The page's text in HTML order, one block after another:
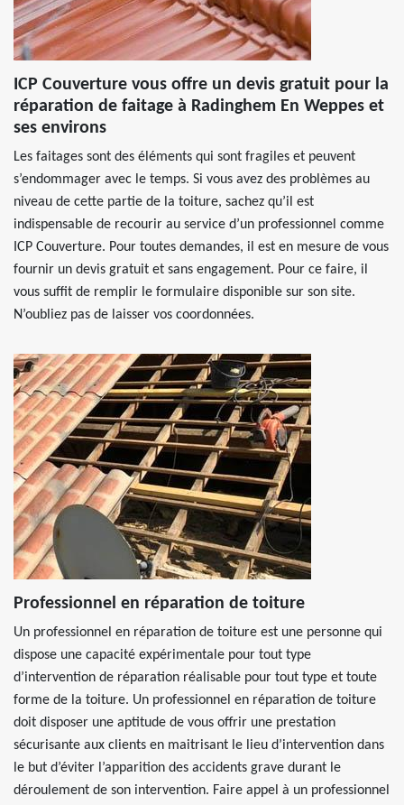
ICP Couverture vous offre un devis gratuit pour la
réparation de faitage à Radinghem En Weppes et
ses environs
Les faitages sont des éléments qui sont fragiles et peuvent
s’endommager avec le temps. Si vous avez des problèmes au
niveau de cette partie de la toiture, sachez qu’il est
indispensable de recourir au service d’un professionnel comme
ICP Couverture. Pour toutes demandes, il est en mesure de vous
fournir un devis gratuit et sans engagement. Pour ce faire, il
vous suffit de remplir le formulaire disponible sur son site.
N’oubliez pas de laisser vos coordonnées.
Professionnel en réparation de toiture
Un professionnel en réparation de toiture est une personne qui
dispose une capacité expérimentale pour tout type
d’intervention de réparation réalisable pour tout type et toute
forme de la toiture. Un professionnel en réparation de toiture
doit disposer une aptitude de vous offrir une prestation
sécurisante aux clients en maitrisant le lieu d’intervention dans
le but d’éviter l’apparition des accidents grave durant le
déroulement de son intervention. Faire appel à un professionnel